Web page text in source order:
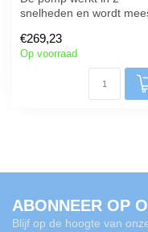
snelheden en wordt
circulatie...
€269,23
Op voorraad
ABONNEER OP
Blijf op de hoogte van